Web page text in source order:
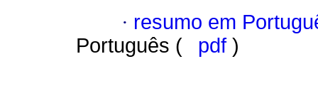
· resumo em
Português (
pdf )